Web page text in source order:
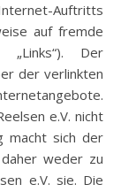
Auftritts
auf fremde
„Links“). Der
der verlinkten
e.V. nicht
macht sich der
weder zu
e.V. sie. Die